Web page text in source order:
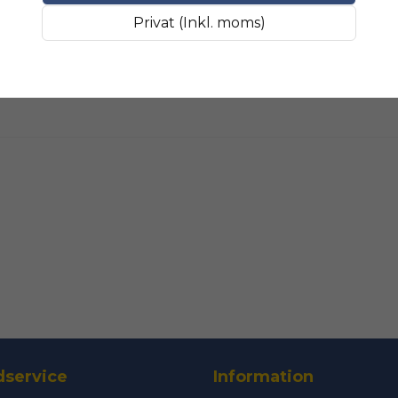
Fråga oss något om
Namn
SLIPMATERIAL Smala
Privat (Inkl. moms)
Information